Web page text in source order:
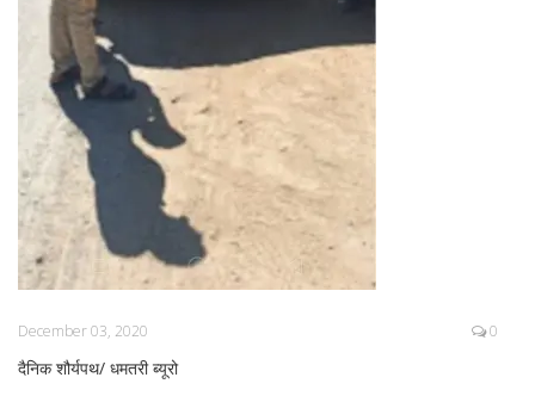
December 03, 2020 0
दैनिक शौर्यपथ/ धमतरी ब्यूरो